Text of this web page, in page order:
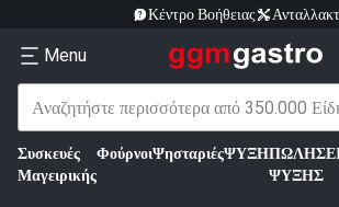
Κέντρο Βοήθειας
Menu
Συσκευές
Μαγειρικής
ΦούρνοιΨησταριέςΨΥΞΗ
ΨΥΞΗΣ